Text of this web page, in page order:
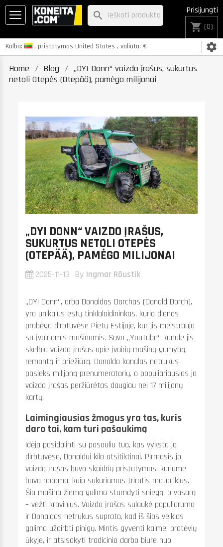
Kalba: , pristatymas United States , valiuta: € settings
Prisijungti
shopping_cart (0)
search
Home Blog
„DYI Donn“ vaizdo įrašus, sukurtus
netoli Otepės (Otepää), pamėgo milijonai
Pjovimo įrankių pasirinkimas metalo apdirbime –
pagrindiniai veiksniai ir praktinės rekomendacijos
Metalo apdirbime tinkamas pjovimo įrankių pasirinkimas yra
vienas svarbiausių veiksnių, lemiančių gamybos
efektyvumą,...
Skaityti daugiau
„DYI DONN“ VAIZDO ĮRAŠUS,
SUKURTUS NETOLI OTEPĖS
(OTEPÄÄ), PAMĖGO MILIJONAI
2025-11-13 By Ingmar Rõustik
„DYI Donn“, arba Donaldas Dorchas (Donald Dorch),
yra unikalus estų tinklalaidininkas, kurio dienos
prabėga dirbtuvėse Pietų Estijoje, kur jis meistrauja
su įvairiomis mašinomis. Savo „YouTube“ kanale jis
skelbia vaizdo įrašus apie įvairių mašinų gamybą,
remontą ir priežiūrą. Donaldo kanalas netrukus
pasieks milijoną prenumeratorių, o populiariausias jo
vaizdo įrašas peržiūrėtas daugiau nei 17 milijonų
kartų.
Laimingiausias žmogus yra tas, kuris
daro tai, kam turi pašaukimą
Idėja pasidalinti su pasauliu tuo, kas vyksta jo
dirbtuvėse, Donaldui kilo atsitiktinai. Pirmasis jo
vaizdo įrašas buvo skaidrių pristatymas, kuriame
buvo rodoma, kaip sukuriamas triratis motociklas.
Šia mašina žiemą galima stumdyti sniegą, o vasarą
– vežti krovinius. Vaizdo įrašas sulaukė populiarumo
ir Donaldas netrukus suprato, kad iš šios veiklos
galima uždirbti pinigų. Mintis gyventi kaime, protėvių
ūkyje, ir atsisakyti tradicinio darbo biure nuo